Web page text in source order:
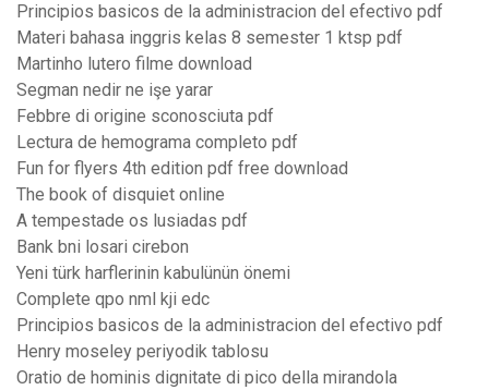
Principios basicos de la administracion del efectivo pdf
Materi bahasa inggris kelas 8 semester 1 ktsp pdf
Martinho lutero filme download
Segman nedir ne işe yarar
Febbre di origine sconosciuta pdf
Lectura de hemograma completo pdf
Fun for flyers 4th edition pdf free download
The book of disquiet online
A tempestade os lusiadas pdf
Bank bni losari cirebon
Yeni türk harflerinin kabulünün önemi
Complete qpo nml kji edc
Principios basicos de la administracion del efectivo pdf
Henry moseley periyodik tablosu
Oratio de hominis dignitate di pico della mirandola